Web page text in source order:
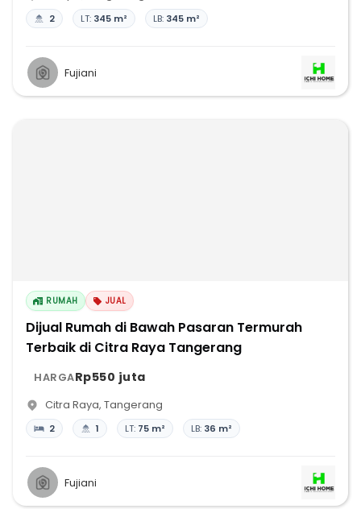
2 LT: 345 m² LB: 345 m²
Fujiani
RUMAH JUAL
Dijual Rumah di Bawah Pasaran Termurah
Terbaik di Citra Raya Tangerang
HARGARp550 juta
Citra Raya, Tangerang
2 1 LT: 75 m² LB: 36 m²
Fujiani